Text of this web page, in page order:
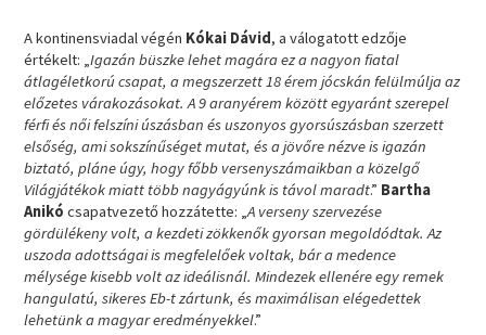
A kontinensviadal végén Kókai Dávid, a válogatott edzője
értékelt: „Igazán büszke lehet magára ez a nagyon fiatal
átlagéletkorú csapat, a megszerzett 18 érem jócskán felülmúlja az
előzetes várakozásokat. A 9 aranyérem között egyaránt szerepel
férfi és női felszíni úszásban és uszonyos gyorsúszásban szerzett
elsőség, ami sokszínűséget mutat, és a jövőre nézve is igazán
biztató, pláne úgy, hogy főbb versenyszámaikban a közelgő
Világjátékok miatt több nagyágyúnk is távol maradt.” Bartha
Anikó csapatvezető hozzátette: „A verseny szervezése
gördülékeny volt, a kezdeti zökkenők gyorsan megoldódtak. Az
uszoda adottságai is megfelelőek voltak, bár a medence
mélysége kisebb volt az ideálisnál. Mindezek ellenére egy remek
hangulatú, sikeres Eb-t zártunk, és maximálisan elégedettek
lehetünk a magyar eredményekkel.”